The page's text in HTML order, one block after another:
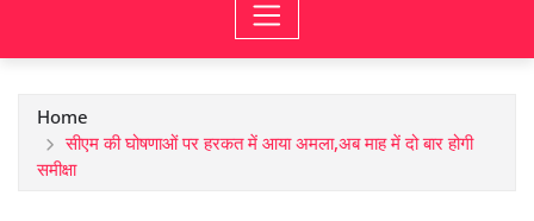
Home
सीएम की घोषणाओं पर हरकत में आया अमला,अब माह में दो बार होगी
समीक्षा